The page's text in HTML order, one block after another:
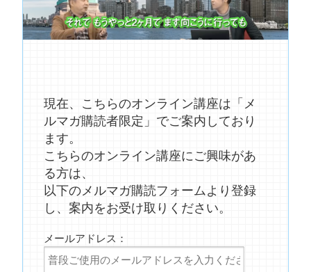
現在、こちらのオンライン講座は「メ
ルマガ購読者限定」でご案内しており
ます。
こちらのオンライン講座にご興味があ
る方は、
以下のメルマガ購読フォームより登録
し、案内をお受け取りください。
メールアドレス：